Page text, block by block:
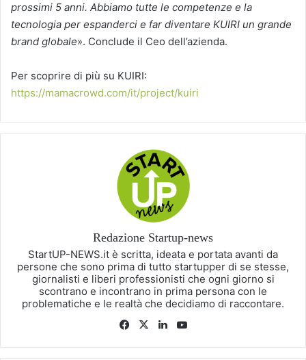
prossimi 5 anni. Abbiamo tutte le competenze e la
tecnologia per espanderci e far diventare KUIRI un grande
brand globale». Conclude il Ceo dell’azienda.
Per scoprire di più su KUIRI:
https://mamacrowd.com/it/project/kuiri
Redazione Startup-news
StartUP-NEWS.it è scritta, ideata e portata avanti da
persone che sono prima di tutto startupper di se stesse,
giornalisti e liberi professionisti che ogni giorno si
scontrano e incontrano in prima persona con le
problematiche e le realtà che decidiamo di raccontare.
Facebook
X LinkedIn